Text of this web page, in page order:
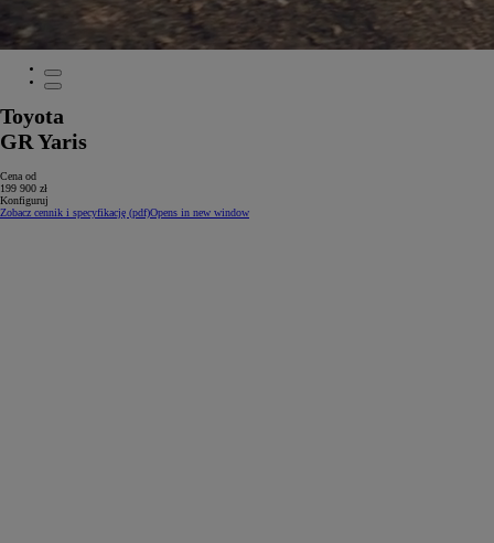
Toyota
GR Yaris
Cena od
199 900 zł
Konfiguruj
Zobacz cennik i specyfikację (pdf)Opens in new window